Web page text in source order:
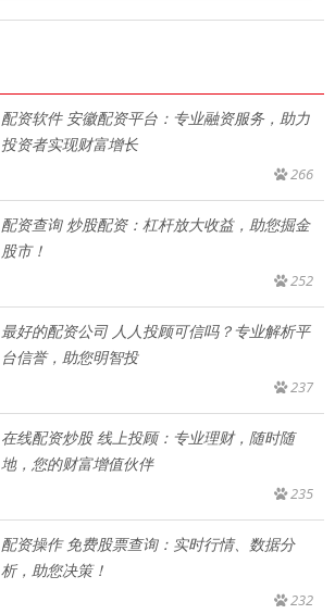
配资软件 安徽配资平台：专业融资服务，助力
投资者实现财富增长
266
配资查询 炒股配资：杠杆放大收益，助您掘金
股市！
252
最好的配资公司 人人投顾可信吗？专业解析平
台信誉，助您明智投
237
在线配资炒股 线上投顾：专业理财，随时随
地，您的财富增值伙伴
235
配资操作 免费股票查询：实时行情、数据分
析，助您决策！
232